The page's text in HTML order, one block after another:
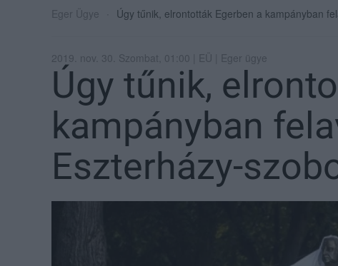
Eger Ügye Úgy tűnik, elrontották Egerben a kampányban
2019. nov. 30. Szombat, 01:00 | EÜ | Eger ügye
Úgy tűnik,
kampányban
Eszterházy-